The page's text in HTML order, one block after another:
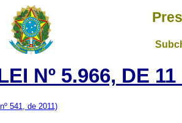
Nº 5.966, DE
541, de 2011)